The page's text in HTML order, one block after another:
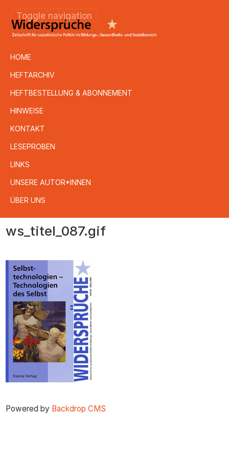
Toggle navigation
HOME
HEFTARCHIV
HEFTBESTELLUNG & ABONNEMENT
HINWEISE
KONTAKT
LESEPROBEN
LINKS
UNSERE AUTOR*INNEN
ÜBER UNS
zum
ws_titel_087.gif
Powered by Backdrop CMS